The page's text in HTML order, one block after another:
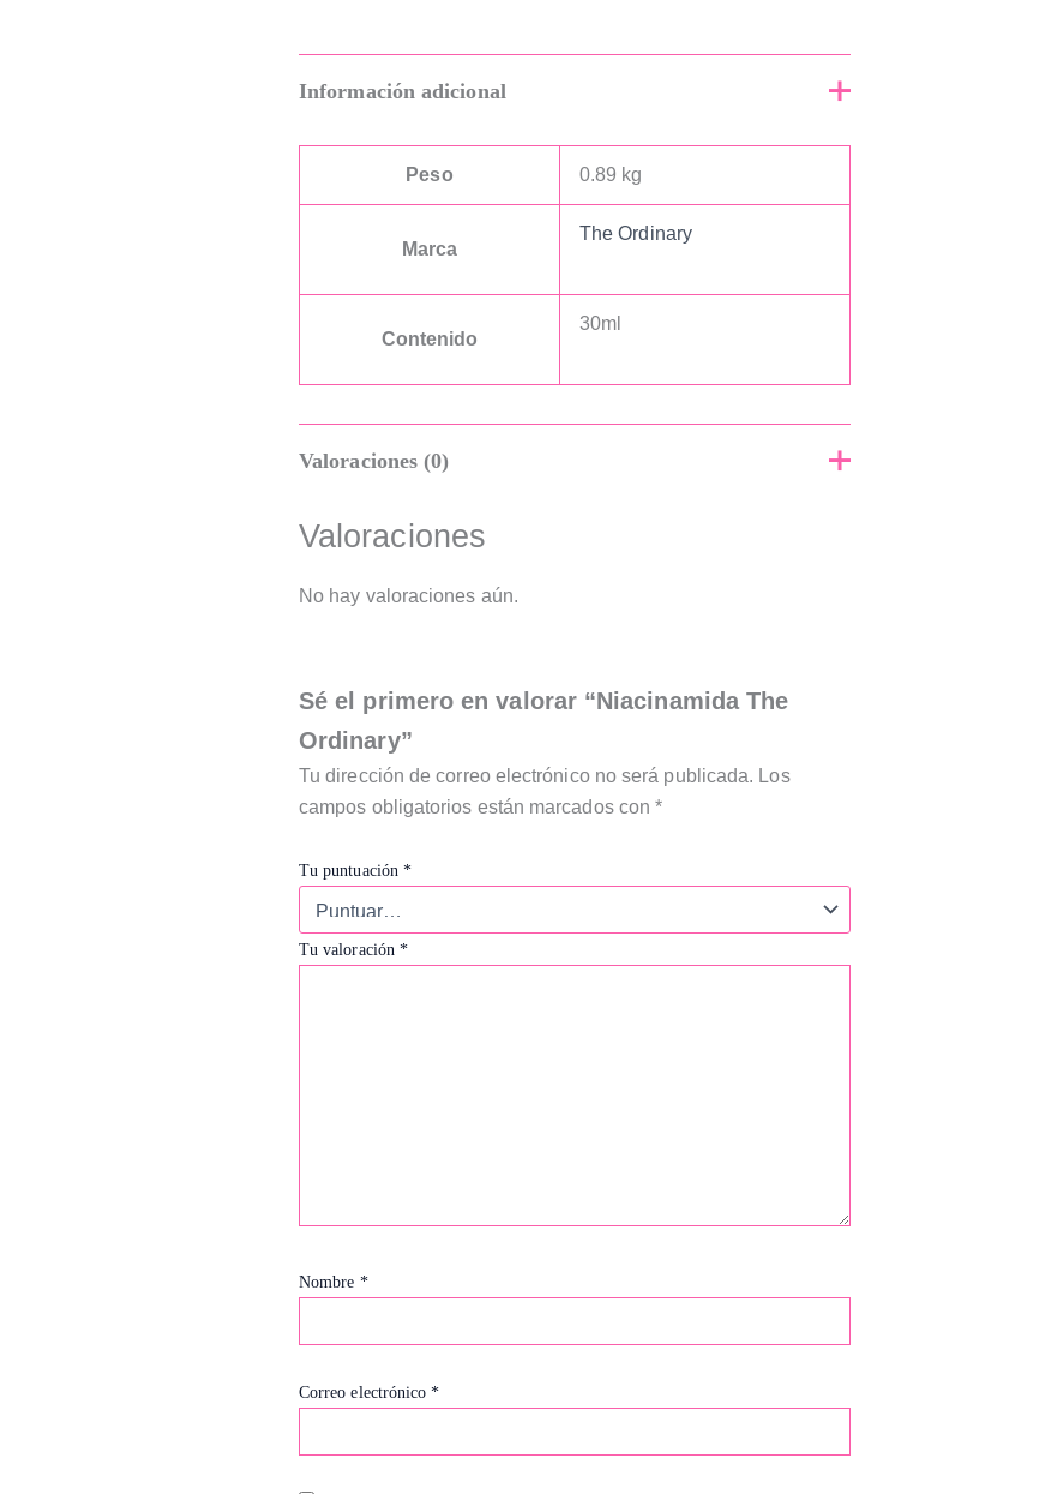
Información adicional
Peso 0.89 kg
Marca
The Ordinary
Contenido
30ml
Valoraciones (0)
Valoraciones
No hay valoraciones aún.
Sé el primero en valorar “Niacinamida The
Ordinary”
Tu dirección de correo electrónico no será publicada. Los
campos obligatorios están marcados con*
Tu puntuación *
Tu valoración *
Nombre *
Correo electrónico*